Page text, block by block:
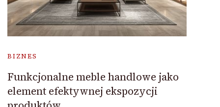
BIZNES
Funkcjonalne meble handlowe jako
element efektywnej ekspozycji